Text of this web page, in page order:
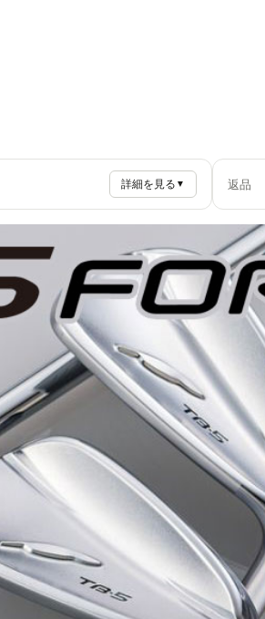
詳細を見る ▼ 返品